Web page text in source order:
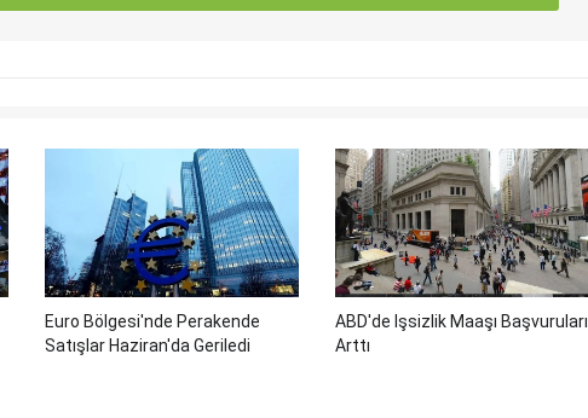
Euro Bölgesi'nde Perakende
Satışlar Haziran'da Geriledi
ABD'de Işsizlik Maaşı Başvuruları
Arttı